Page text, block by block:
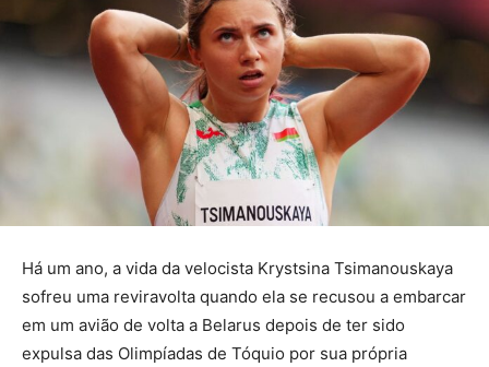
Há um ano, a vida da velocista Krystsina Tsimanouskaya
sofreu uma reviravolta quando ela se recusou a embarcar
em um avião de volta a Belarus depois de ter sido
expulsa das Olimpíadas de Tóquio por sua própria